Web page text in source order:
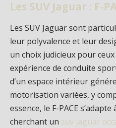
Les SUV Jaguar : F-
Les SUV Jaguar sont
leur polyvalence et leur
un choix judicieux pour
expérience de conduite
d’un espace intérieur
motorisation variées, y
essence, le F-PACE
cherchant un suv jaguar